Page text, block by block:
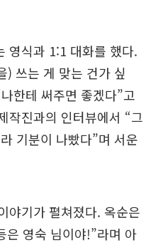
영식과 1:1 대화를 했다.
) 쓰는 게 맞는 건가 싶
한테 써주면 좋겠다”고
작진과의 인터뷰에서 “그
기분이 나빴다”며 서운
야기가 펼쳐졌다. 옥순은
은 영숙 님이야!”라며 아